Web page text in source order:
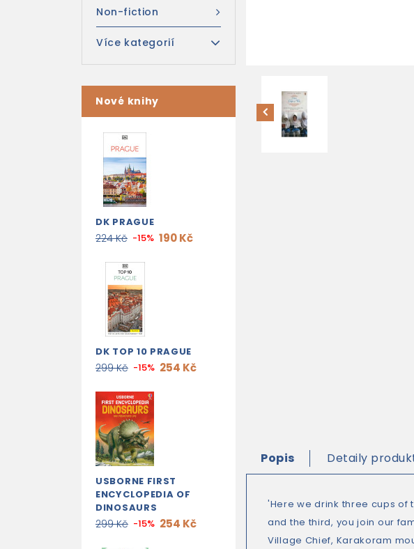
Non-fiction
Více kategorií
Nové knihy
DK PRAGUE
224 Kč -15% 190 Kč
DK TOP 10 PRAGUE
299 Kč -15% 254 Kč
USBORNE FIRST
ENCYCLOPEDIA OF
DINOSAURS
299 Kč -15% 254 Kč
Popis Detaily
'Here we drink three cups of
and the third, you join our
Village Chief, Karakoram